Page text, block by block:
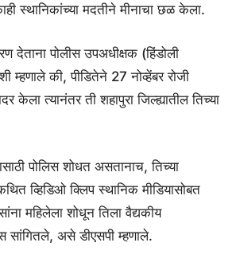
स्थानिकांच्या मदतीने मीनाचा छळ केला.
देताना पोलीस उपअधीक्षक (हिंडोली
म्हणाले की, पीडितेने 27 नोव्हेंबर रोजी
केला त्यानंतर ती शहापुरा जिल्ह्यातील तिच्या
पोलिस शोधत असतानाच, तिच्या
व्हिडिओ क्लिप स्थानिक मीडियासोबत
महिलेला शोधून तिला वैद्यकीय
सांगितले, असे डीएसपी म्हणाले.